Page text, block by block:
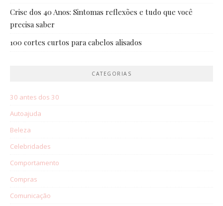
Crise dos 40 Anos: Sintomas reflexões e tudo que você
precisa saber
100 cortes curtos para cabelos alisados
CATEGORIAS
30 antes dos 30
Autoajuda
Beleza
Celebridades
Comportamento
Compras
Comunicação